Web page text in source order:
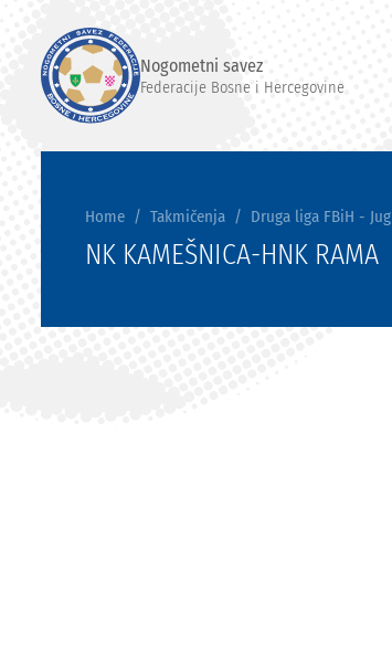
Nogometni savez
Federacije Bosne i Hercegovine
Home Takmičenja Druga liga FBiH - Jug
NK KAMEŠNICA-HNK RAMA